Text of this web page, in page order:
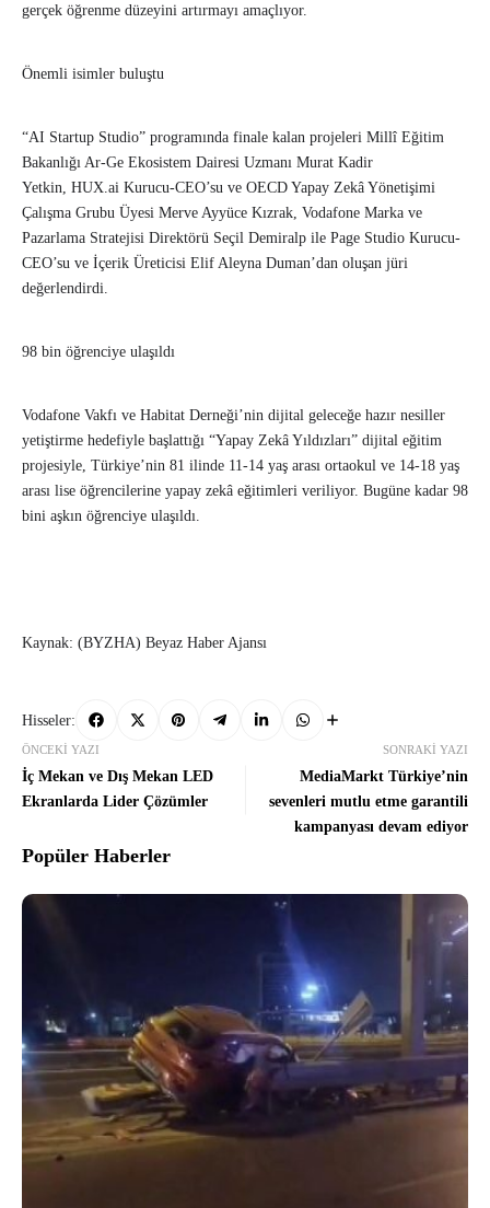
gerçek öğrenme düzeyini artırmayı amaçlıyor.
Önemli isimler buluştu
“AI Startup Studio” programında finale kalan projeleri Millî Eğitim
Bakanlığı Ar-Ge Ekosistem Dairesi Uzmanı Murat Kadir
Yetkin, HUX.ai Kurucu-CEO’su ve OECD Yapay Zekâ Yönetişimi
Çalışma Grubu Üyesi Merve Ayyüce Kızrak, Vodafone Marka ve
Pazarlama Stratejisi Direktörü Seçil Demiralp ile Page Studio Kurucu-
CEO’su ve İçerik Üreticisi Elif Aleyna Duman’dan oluşan jüri
değerlendirdi.
98 bin öğrenciye ulaşıldı
Vodafone Vakfı ve Habitat Derneği’nin dijital geleceğe hazır nesiller
yetiştirme hedefiyle başlattığı “Yapay Zekâ Yıldızları” dijital eğitim
projesiyle, Türkiye’nin 81 ilinde 11-14 yaş arası ortaokul ve 14-18 yaş
arası lise öğrencilerine yapay zekâ eğitimleri veriliyor. Bugüne kadar 98
bini aşkın öğrenciye ulaşıldı.
Kaynak: (BYZHA) Beyaz Haber Ajansı
Hisseler:
ÖNCEKI YAZI
İç Mekan ve Dış Mekan LED
Ekranlarda Lider Çözümler
SONRAKI YAZI
MediaMarkt Türkiye’nin
sevenleri mutlu etme garantili
kampanyası devam ediyor
Popüler Haberler